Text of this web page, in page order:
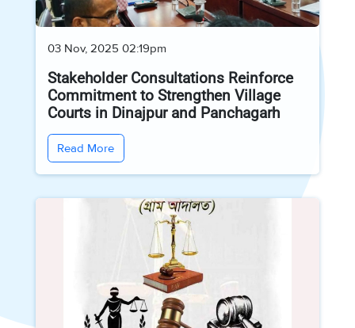
03 Nov, 2025 02:19pm
Stakeholder Consultations Reinforce
Commitment to Strengthen Village
Courts in Dinajpur and Panchagarh
Read More